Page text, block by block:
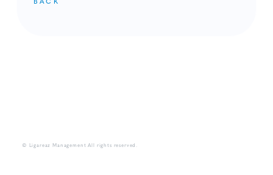
BACK
© Ligareaz Management All rights reserved.